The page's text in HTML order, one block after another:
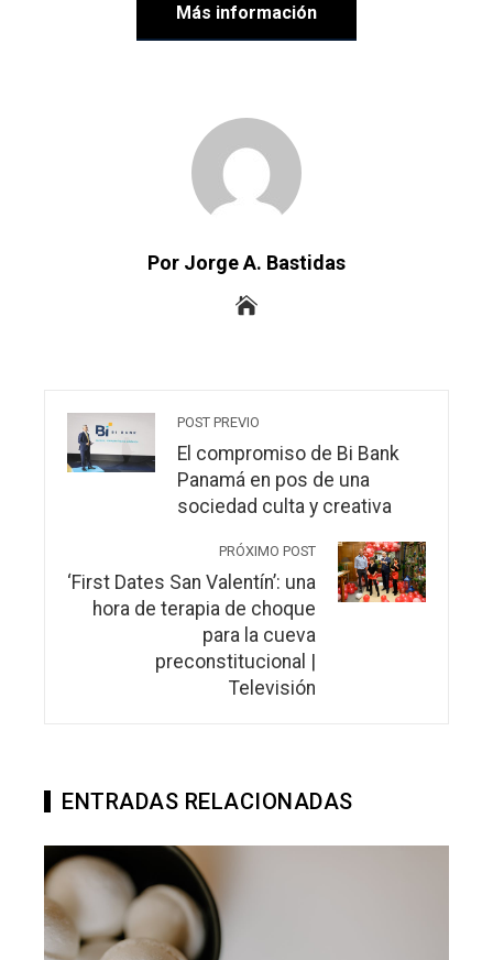
Más información
Por Jorge A. Bastidas
POST PREVIO
El compromiso de Bi Bank
Panamá en pos de una
sociedad culta y creativa
PRÓXIMO POST
‘First Dates San Valentín’: una
hora de terapia de choque
para la cueva
preconstitucional |
Televisión
ENTRADAS RELACIONADAS